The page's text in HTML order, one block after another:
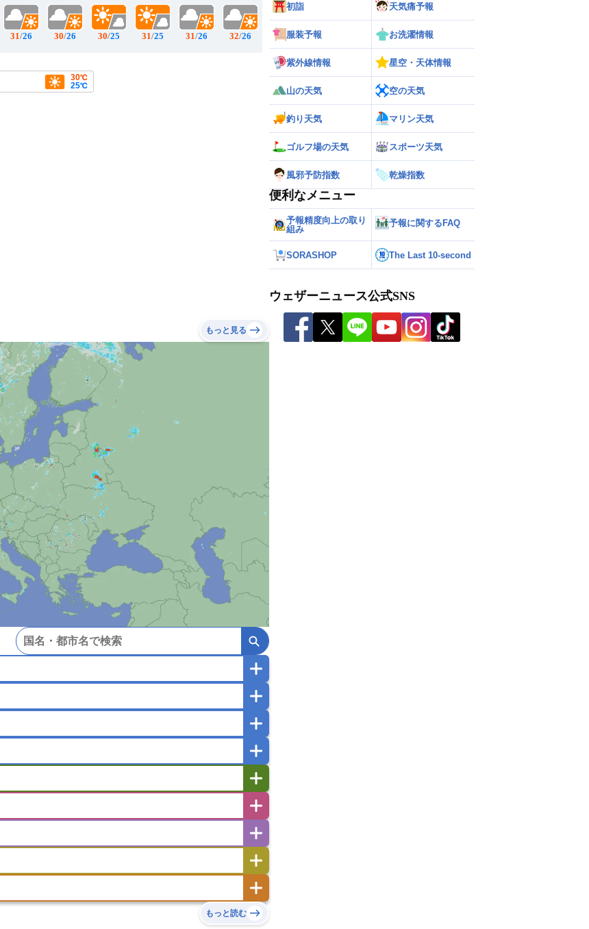
31/26 30/26 30/25 31/25 31/26 32/26
30℃
25℃
もっと見る
スロバキア スロベニア共和国
セルビア
ミクロネシア連邦 ワリス・フテュナ
グアドループ
エチオピア
もっと読む
初詣 天気痛予報
服装予報 お洗濯情報
紫外線情報 星空・天体情報
山の天気 空の天気
釣り天気 マリン天気
ゴルフ場の天気 スポーツ天気
風邪予防指数 乾燥指数
便利なメニュー
予報精度向上の取り
組み
予報に関するFAQ
SORASHOP The Last 10-second
ウェザーニュース公式SNS